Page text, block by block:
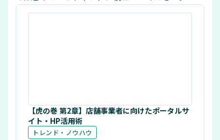
【虎の巻 第2章】店舗事業者に向けたポータルサ
イト・HP活用術
トレンド・ノウハウ